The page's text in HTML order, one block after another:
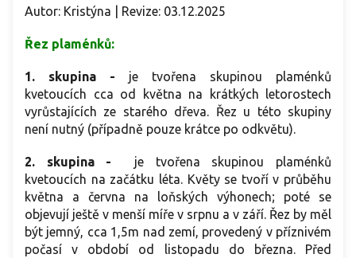
Autor: Kristýna | Revize: 03.12.2025
Řez plaménků:
1. skupina - je tvořena skupinou plaménků
kvetoucích cca od května na krátkých letorostech
vyrůstajících ze starého dřeva. Řez u této skupiny
není nutný (případně pouze krátce po odkvětu).
2. skupina -
je tvořena skupinou plaménků
kvetoucích na začátku léta. Květy se tvoří v průběhu
května a června na loňských výhonech; poté se
objevují ještě v menší míře v srpnu a v září. Řez by měl
být jemný, cca 1,5m nad zemí, provedený v příznivém
počasí v období od listopadu do března. Před